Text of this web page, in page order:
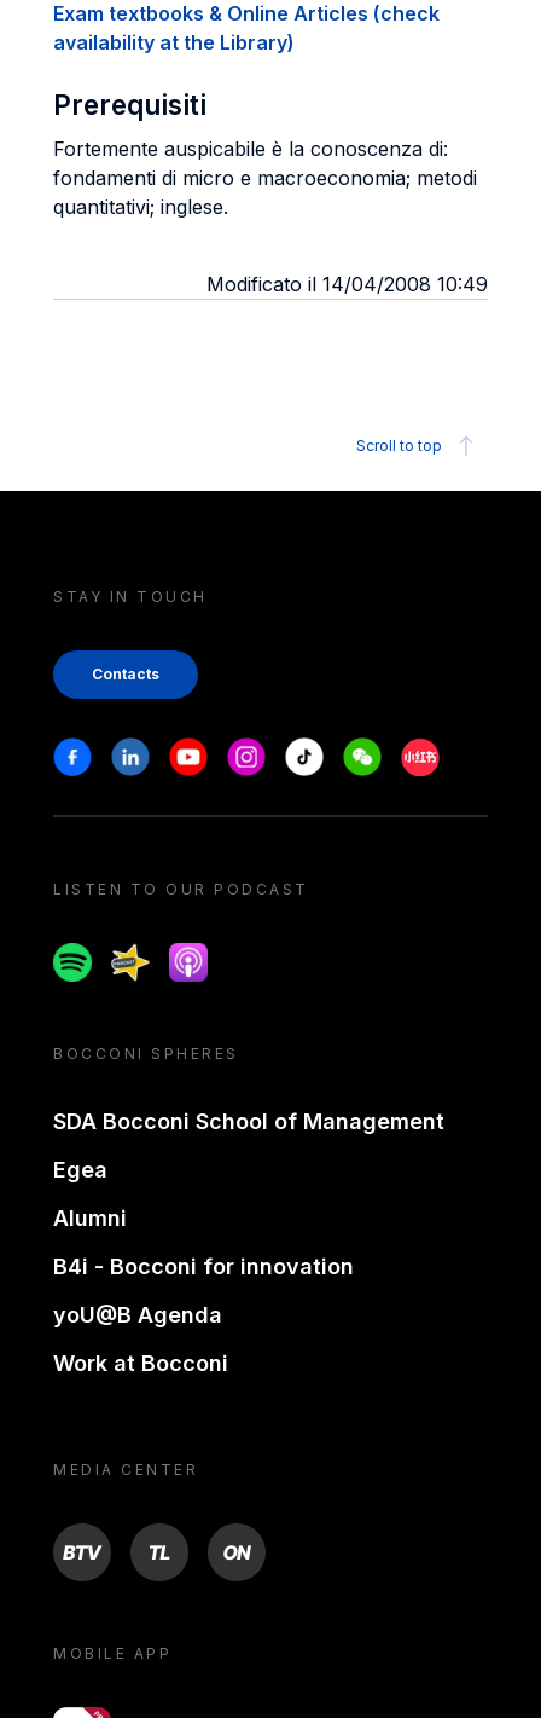
Exam textbooks & Online Articles (check
availability at the Library)
Prerequisiti
Fortemente auspicabile è la conoscenza di:
fondamenti di micro e macroeconomia; metodi
quantitativi; inglese.
Modificato il 14/04/2008 10:49
Scroll to top
STAY IN TOUCH
Contacts
Stay in touch
FacebookLinkedinYoutubeInstagram
Tiktok WeechatXiaohongshu/
LISTEN TO OUR PODCAST
SpotifySpreakerApple podcast
BOCCONI SPHERES
SDA Bocconi School of Management
Egea
Alumni
B4i - Bocconi for innovation
yoU@B Agenda
Work at Bocconi
MEDIA CENTER
BTV TL ON
MOBILE APP